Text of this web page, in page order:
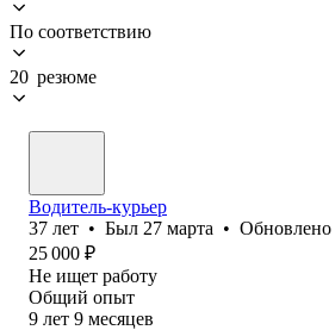
По соответствию
20 резюме
Водитель-курьер
37 лет • Был 27 марта • Обновлено
25 000 ₽
Не ищет работу
Общий опыт
9 лет 9 месяцев